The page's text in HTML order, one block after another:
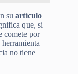
su artículo
que, si
comete por
no tiene